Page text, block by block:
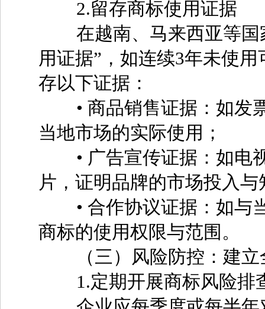
2.留存商标使用证据
在越南、马来西亚等国
用证据”，如连续3年未使
存以下证据：
• 商品销售证据：如发
当地市场的实际使用；
• 广告宣传证据：如电
片，证明品牌的市场投入与
• 合作协议证据：如与
商标的使用权限与范围。
（三）风险防控：建立
1.定期开展商标风险排